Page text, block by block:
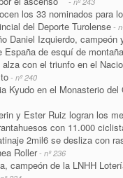
los 33 nominados para
del Deporte Turolense -
Daniel Izquierdo, campeón
España de esquí de montaña
con el triunfo en el
- nº 240
Kyudo en el Monasterio del
y Ester Ruiz logran los
con 11.000
2mil6 se desliza con
Roller- nº 236
campeón de la LNHH